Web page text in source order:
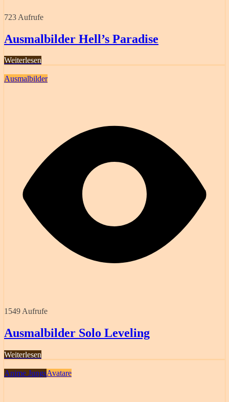
723 Aufrufe
Ausmalbilder Hell’s Paradise
Weiterlesen
Ausmalbilder
1549 Aufrufe
Ausmalbilder Solo Leveling
Weiterlesen
Anime JungsAvatare